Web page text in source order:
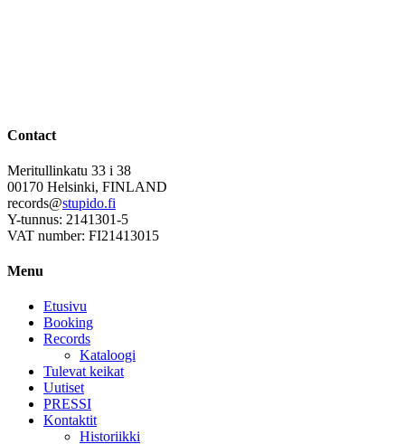
Contact
Meritullinkatu 33 i 38
00170 Helsinki, FINLAND
records@stupido.fi
Y-tunnus: 2141301-5
VAT number: FI21413015
Menu
Etusivu
Booking
Records
Kataloogi
Tulevat keikat
Uutiset
PRESSI
Kontaktit
Historiikki